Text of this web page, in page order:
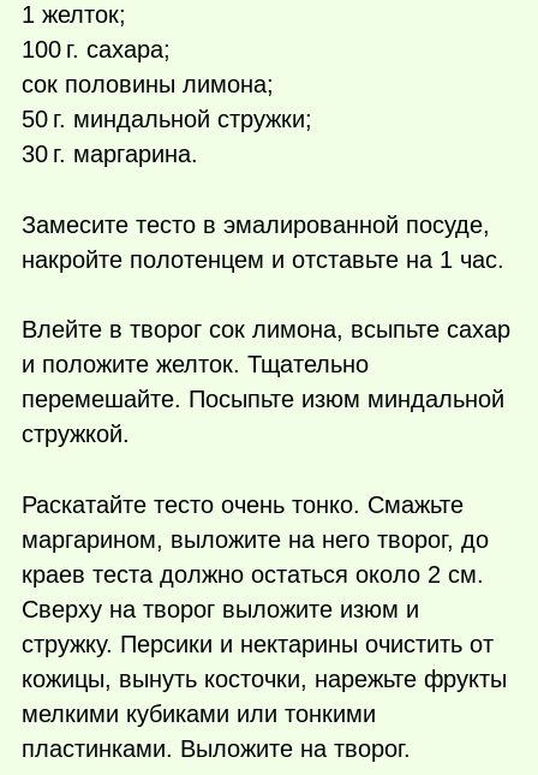
1 желток;
100 г. сахара;
сок половины лимона;
50 г. миндальной стружки;
30 г. маргарина.
Замесите тесто в эмалированной посуде,
накройте полотенцем и отставьте на 1 час.
Влейте в творог сок лимона, всыпьте сахар
и положите желток. Тщательно
перемешайте. Посыпьте изюм миндальной
стружкой.
Раскатайте тесто очень тонко. Смажьте
маргарином, выложите на него творог, до
краев теста должно остаться около 2 см.
Сверху на творог выложите изюм и
стружку. Персики и нектарины очистить от
кожицы, вынуть косточки, нарежьте фрукты
мелкими кубиками или тонкими
пластинками. Выложите на творог.